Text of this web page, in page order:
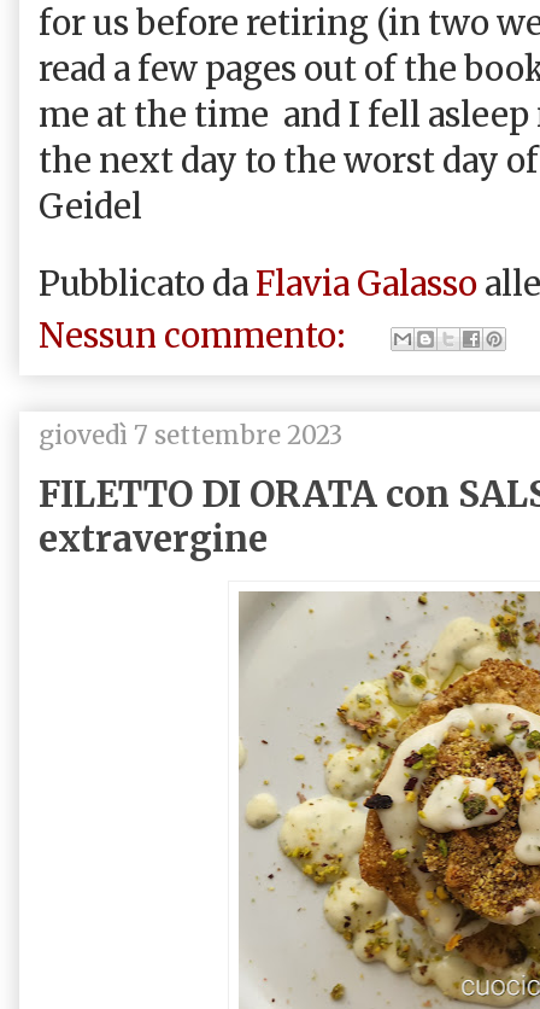
for us before retiring (in two
read a few pages out of the
me at the time and I fell
the next day to the worst day
Geidel
Pubblicato da Flavia Galasso
Nessun commento:
giovedì 7 settembre 2023
FILETTO DI ORATA con
extravergine